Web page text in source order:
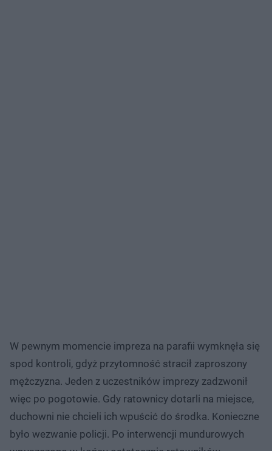
W pewnym momencie impreza na parafii wymknęła się
spod kontroli, gdyż przytomność stracił zaproszony
mężczyzna. Jeden z uczestników imprezy zadzwonił
więc po pogotowie. Gdy ratownicy dotarli na miejsce,
duchowni nie chcieli ich wpuścić do środka. Konieczne
było wezwanie policji. Po interwencji mundurowych